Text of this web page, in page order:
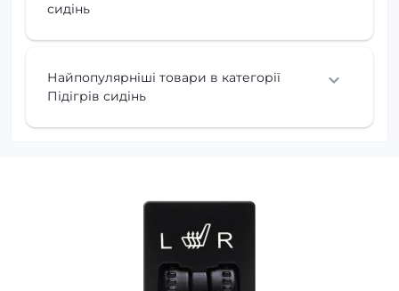
сидінь
Найпопулярніші товари в категорії
Підігрів сидінь